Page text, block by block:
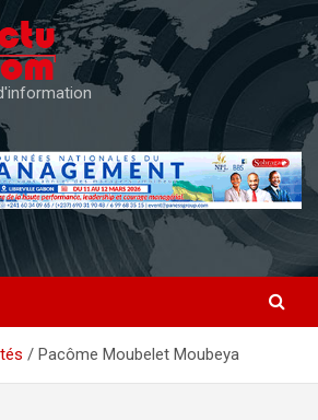
Pacôme Moubelet Moubeya